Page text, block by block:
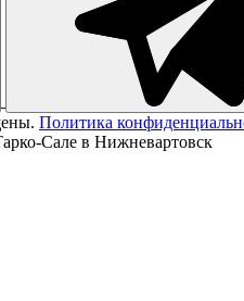
Политика
Сале в Нижневартовск